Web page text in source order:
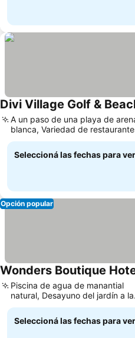
Divi Village Golf &
A un paso de una playa de
blanca, Variedad de
el resort
Seleccioná las fechas para
Opción popular
Wonders Boutique
Piscina de agua de manantial
natural, Desayuno del jardín a la
mesa
Seleccioná las fechas para